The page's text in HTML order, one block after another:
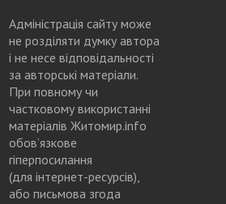
Адміністрація сайту може
не розділяти думку автора
і не несе відповідальності
за авторські матеріали.
При повному чи
частковому використанні
матеріалів Житомир.info
обов’язкове
гіперпосилання
(для інтернет-ресурсів),
або письмова згода